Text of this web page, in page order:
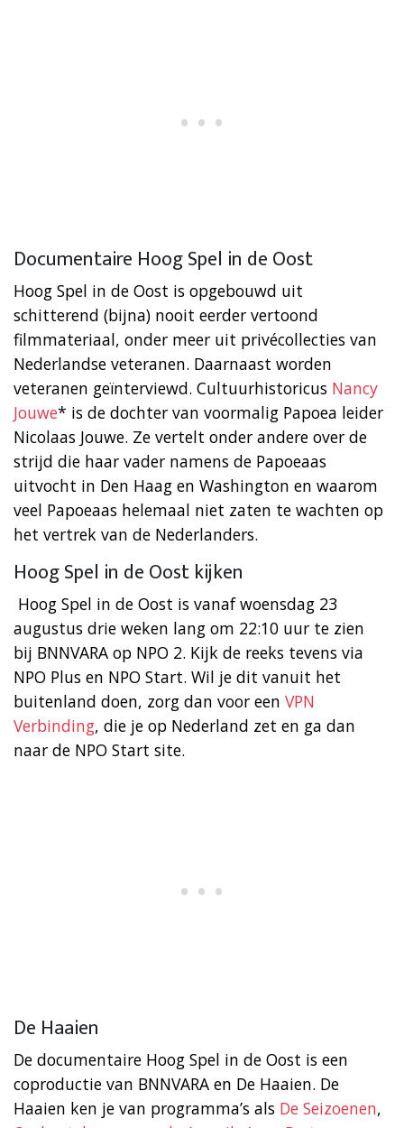
Documentaire Hoog Spel in de Oost
Hoog Spel in de Oost is opgebouwd uit
schitterend (bijna) nooit eerder vertoond
filmmateriaal, onder meer uit privécollecties van
Nederlandse veteranen. Daarnaast worden
veteranen geïnterviewd. Cultuurhistoricus Nancy
Jouwe* is de dochter van voormalig Papoea leider
Nicolaas Jouwe. Ze vertelt onder andere over de
strijd die haar vader namens de Papoeaas
uitvocht in Den Haag en Washington en waarom
veel Papoeaas helemaal niet zaten te wachten op
het vertrek van de Nederlanders.
Hoog Spel in de Oost kijken
Hoog Spel in de Oost is vanaf woensdag 23
augustus drie weken lang om 22:10 uur te zien
bij BNNVARA op NPO 2. Kijk de reeks tevens via
NPO Plus en NPO Start. Wil je dit vanuit het
buitenland doen, zorg dan voor een VPN
Verbinding, die je op Nederland zet en ga dan
naar de NPO Start site.
De Haaien
De documentaire Hoog Spel in de Oost is een
coproductie van BNNVARA en De Haaien. De
Haaien ken je van programma’s als De Seizoenen,